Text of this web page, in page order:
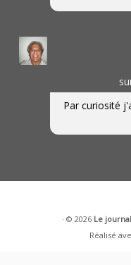
Par curiosité
· © 2026 Le
Réalisé